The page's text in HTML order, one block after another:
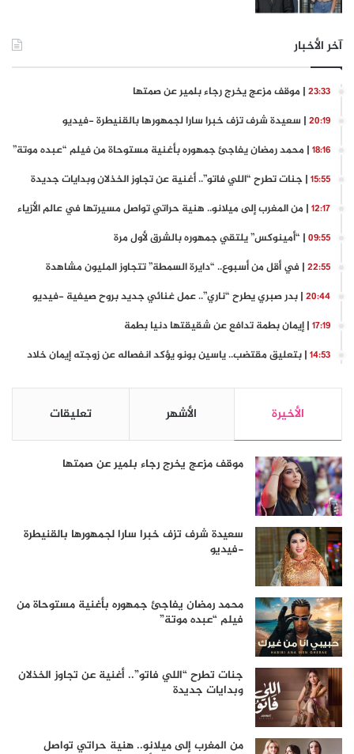
آخر الأخبار
23:33 | موقف مزعج يخرج رجاء بلمير عن صمتها
20:19 | سعيدة شرف تزف خبرا سارا لجمهورها بالقنيطرة -فيديو
18:16 | محمد رمضان يفاجئ جمهوره بأغنية مستوحاة من فيلم “عبده موتة”
15:55 | جنات تطرح “اللي فاتو”.. أغنية عن تجاوز الخذلان وبدايات جديدة
12:17 | من المغرب إلى ميلانو.. هنية حراتي تواصل مسيرتها في عالم الأزياء
09:55 | “أمينوكس” يلتقي جمهوره بالشرق لأول مرة
22:55 | في أقل من أسبوع.. “دايرة السمطة” تتجاوز المليون مشاهدة
20:44 | بدر صبري يطرح “ناري”.. عمل غنائي جديد بروح صيفية -فيديو
17:19 | إيمان بطمة تدافع عن شقيقتها دنيا بطمة
14:53 | بتعليق مقتضب.. ياسين بونو يؤكد انفصاله عن زوجته إيمان خلاد
الأخيرة الأشهر تعليقات
موقف مزعج يخرج رجاء بلمير عن صمتها
سعيدة شرف تزف خبرا سارا لجمهورها بالقنيطرة
-فيديو
محمد رمضان يفاجئ جمهوره بأغنية مستوحاة من
فيلم “عبده موتة”
جنات تطرح “اللي فاتو”.. أغنية عن تجاوز الخذلان
وبدايات جديدة
من المغرب إلى ميلانو.. هنية حراتي تواصل